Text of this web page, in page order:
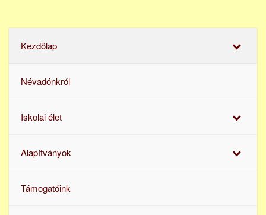
Kezdőlap
Névadónkról
Iskolai élet
Alapítványok
Támogatóink